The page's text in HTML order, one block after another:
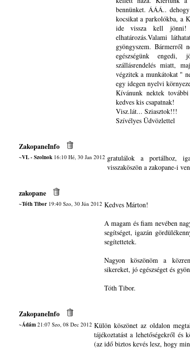
bennünket. ÁÁÁ..
kocsikat a parkolókba, a
ide vissza kell jönni!
elhatározás.Valami
gyöngyszem. Bármerről
egészségünk
szállásrendelés miatt,
végzitek a munkátokat "
egy idegen nyelvi
Kívánunk nektek
kedves kis csapatnak!
Visz.lát... Sziasztok!!!
Szívélyes Üdvözlettel
ZakopaneInfo
~VL - Szolnok16:10 Hé, 30 Jan 2012 gratulálok a portálhoz,
visszaköszön a zakopane-i
zakopane
~Tóth Tibor19:40 Szo, 30 Jún 2012 Kedves Márton!
A magam és fiam nevében
segítséget, igazán
segítettetek.
Nagyon köszönöm a
sikereket, jó egészséget és
Tóth Tibor.
ZakopaneInfo
~Ádám21:07 Szo, 08 Dec 2012 Külön köszönet az oldalon
tájékoztatást a lehetőségekről és
(az idő biztos kevés lesz, hogy